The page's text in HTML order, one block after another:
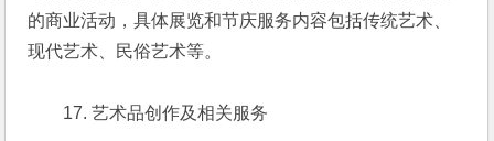
的商业活动，具体展览和节庆服务内容包括传统艺术、
现代艺术、民俗艺术等。
17. 艺术品创作及相关服务